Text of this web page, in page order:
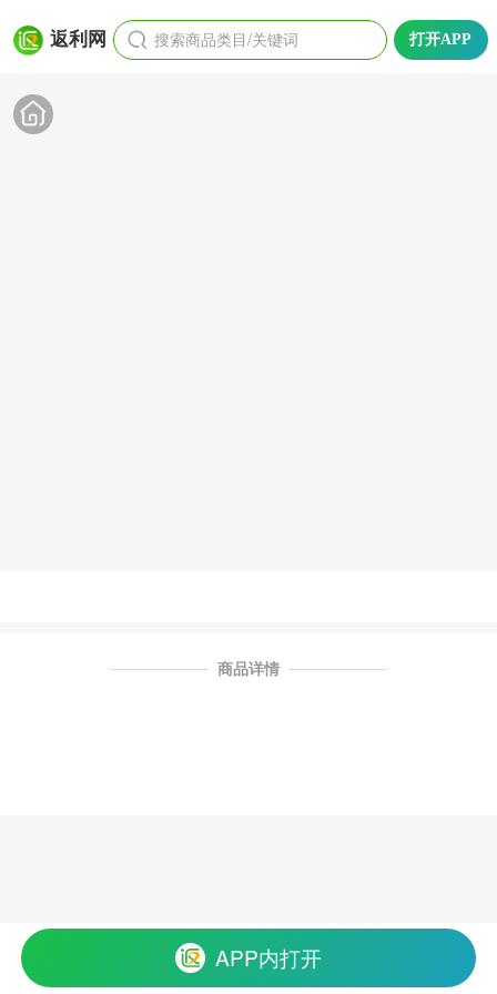
返利网 搜索商品类目/关键词 打开APP
商品详情
APP内打开